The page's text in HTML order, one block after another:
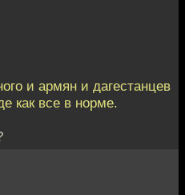
и армян и дагестанцев
как все в норме.